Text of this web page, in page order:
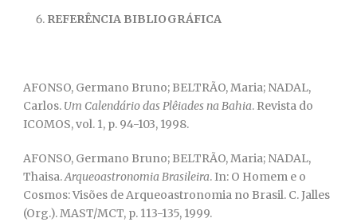
REFERÊNCIA BIBLIOGRÁFICA
AFONSO, Germano Bruno; BELTRÃO, Maria; NADAL,
Carlos. Um Calendário das Plêiades na Bahia. Revista do
ICOMOS, vol. 1, p. 94-103, 1998.
AFONSO, Germano Bruno; BELTRÃO, Maria; NADAL,
Thaisa.Arqueoastronomia Brasileira. In: O Homem e o
Cosmos: Visões de Arqueoastronomia no Brasil. C. Jalles
(Org.). MAST/MCT, p. 113-135, 1999.